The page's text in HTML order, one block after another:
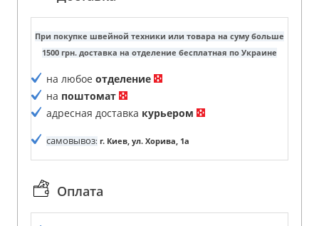
При покупке швейной техники или товара на суму больше
1500 грн. доставка на отделение бесплатная по Украине
на любое отделение
на поштомат
адресная доставка курьером
самовывоз: г. Киев, ул. Хорива, 1а
Оплата